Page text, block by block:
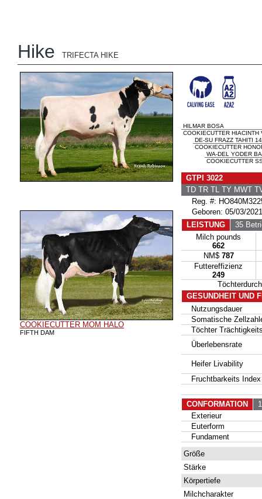
Hike TRIFECTA HIKE
COOKIECUTTER MOM HALO
FIFTH DAM
HILMAR BOSA
COOKIECUTTER HIACINTH
DE-SU FRAZZ TAHITI
COOKIECUTTER
WA-DEL YODER
COOKIECUTTER
GTPI 3022
TD TR TL TY MWT
Reg. #:
Geboren: 05/03/2021
LEISTUNG
35
Milch pounds
662
NM$ 787
Futtereffizienz
249
GESUNDHEIT UND
Nutzungsdauer
Somatische
Töchter
Überlebensrate
Heifer Livability
Fruchtbarkeits Index
CONFORMATION
Exterieur
Euterform
Fundament
Größe
Stärke
Körpertiefe
Milchcharakter